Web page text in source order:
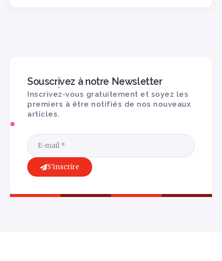
Souscrivez à notre Newsletter
Inscrivez-vous gratuitement et soyez les
premiers à être notifiés de nos nouveaux
articles.
S'inscrire